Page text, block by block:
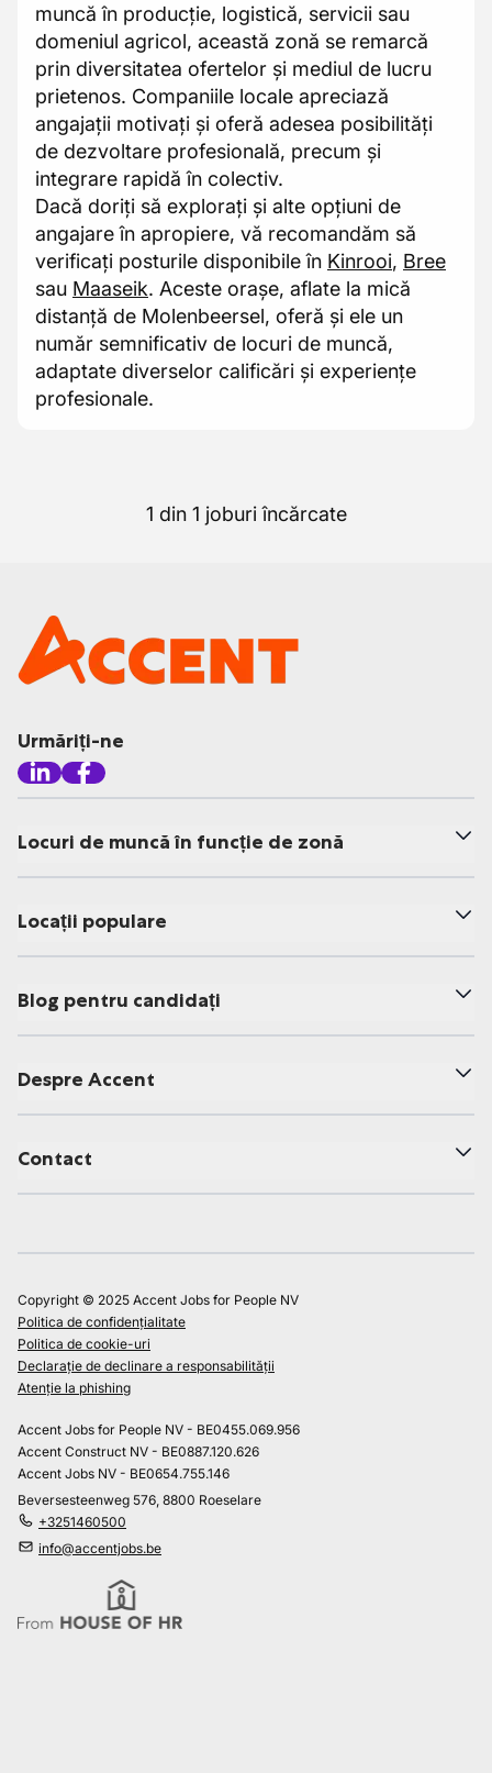
muncă în producție, logistică, servicii sau
domeniul agricol, această zonă se remarcă
prin diversitatea ofertelor și mediul de lucru
prietenos. Companiile locale apreciază
angajații motivați și oferă adesea posibilități
de dezvoltare profesională, precum și
integrare rapidă în colectiv.
Dacă doriți să explorați și alte opțiuni de
angajare în apropiere, vă recomandăm să
verificați posturile disponibile în Kinrooi, Bree
sau Maaseik. Aceste orașe, aflate la mică
distanță de Molenbeersel, oferă și ele un
număr semnificativ de locuri de muncă,
adaptate diverselor calificări și experiențe
profesionale.
1 din 1 joburi încărcate
Urmăriți-ne
Locuri de muncă în funcție de zonă
Locații populare
Blog pentru candidați
Despre Accent
Contact
Copyright © 2025 Accent Jobs for People NV
Politica de confidențialitate
Politica de cookie-uri
Declarație de declinare a responsabilității
Atenție la phishing
Accent Jobs for People NV - BE0455.069.956
Accent Construct NV - BE0887.120.626
Accent Jobs NV - BE0654.755.146
Beversesteenweg 576, 8800 Roeselare
+3251460500
info@accentjobs.be